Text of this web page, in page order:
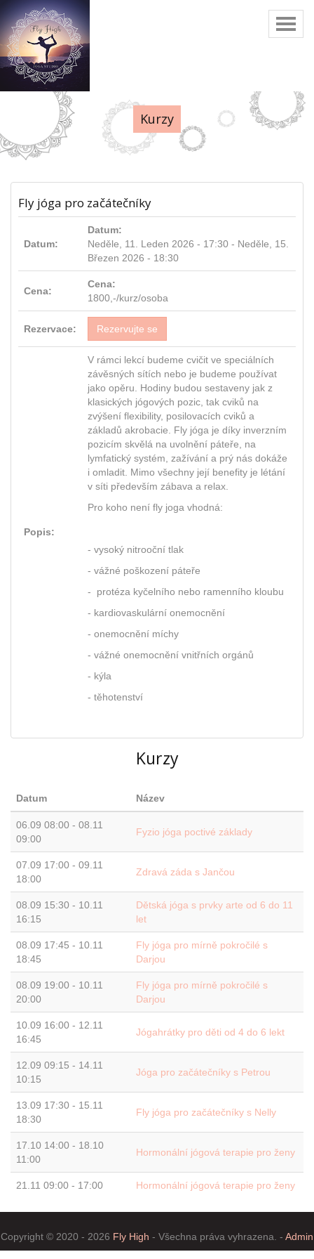
Toggle
Kurzy
Fly jóga pro začátečníky
Datum:
Datum:
Neděle, 11. Leden 2026 - 17:30 - Neděle, 15.
Březen 2026 - 18:30
Cena:
Cena:
1800,-/kurz/osoba
Rezervace: Rezervujte se
Popis:
V rámci lekcí budeme cvičit ve speciálních
závěsných sítích nebo je budeme používat
jako opěru. Hodiny budou sestaveny jak z
klasických jógových pozic, tak cviků na
zvýšení flexibility, posilovacích cviků a
základů akrobacie. Fly jóga je díky inverzním
pozicím skvělá na uvolnění páteře, na
lymfatický systém, zažívání a prý nás dokáže
i omladit. Mimo všechny její benefity je létání
v síti především zábava a relax.
Pro koho není fly joga vhodná:
- vysoký nitrooční tlak
- vážné poškození páteře
- protéza kyčelního nebo ramenního kloubu
- kardiovaskulární onemocnění
- onemocnění míchy
- vážné onemocnění vnitřních orgánů
- kýla
- těhotenství
Kurzy
Datum Název
06.09 08:00 - 08.11
09:00
Fyzio jóga poctivé základy
07.09 17:00 - 09.11
18:00
Zdravá záda s Jančou
08.09 15:30 - 10.11
16:15
Dětská jóga s prvky arte od 6 do 11
let
08.09 17:45 - 10.11
18:45
Fly jóga pro mírně pokročilé s
Darjou
08.09 19:00 - 10.11
20:00
Fly jóga pro mírně pokročilé s
Darjou
10.09 16:00 - 12.11
16:45
Jógahrátky pro děti od 4 do 6 lekt
12.09 09:15 - 14.11
10:15
Jóga pro začátečníky s Petrou
13.09 17:30 - 15.11
18:30
Fly jóga pro začátečníky s Nelly
17.10 14:00 - 18.10
11:00
Hormonální jógová terapie pro ženy
21.11 09:00 - 17:00 Hormonální jógová terapie pro ženy
Copyright © 2020 - 2026 Fly High - Všechna práva vyhrazena. - Admin